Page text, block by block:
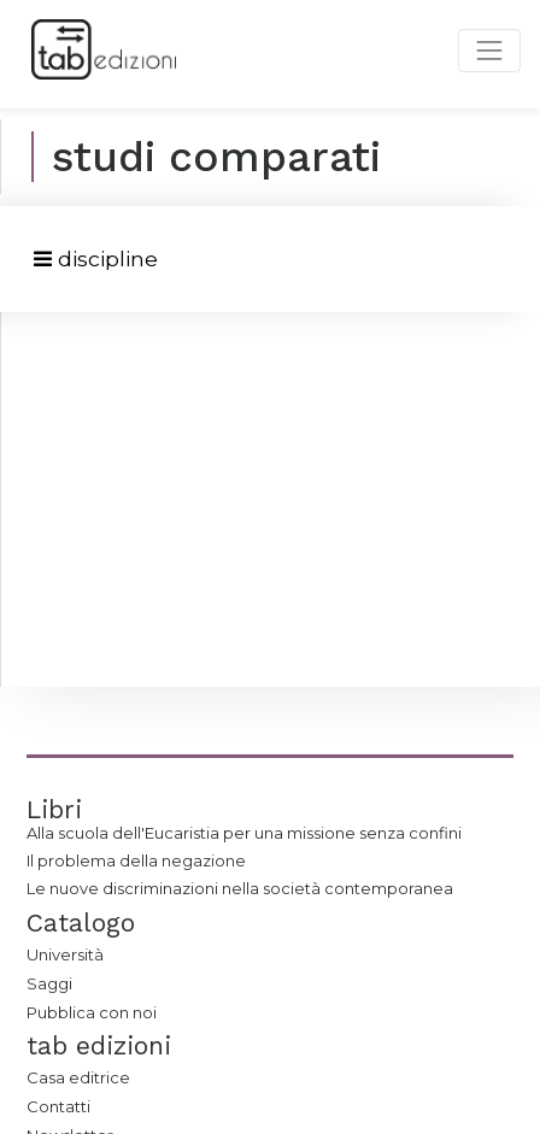
studi comparati
discipline
Libri
Alla scuola dell'Eucaristia per una missione senza confini
Il problema della negazione
Le nuove discriminazioni nella società contemporanea
Catalogo
Università
Saggi
Pubblica con noi
tab edizioni
Casa editrice
Contatti